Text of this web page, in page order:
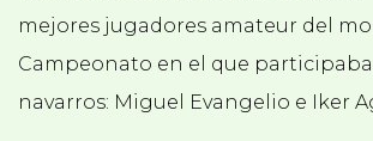
mejores jugadores amateur del
Campeonato en el que
navarros: Miguel Evangelio e Iker